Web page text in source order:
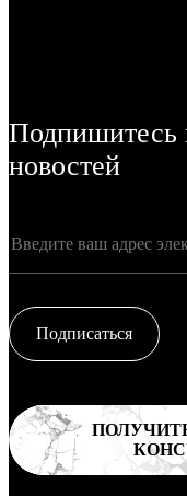
Подпишитесь
новостей
Подписаться